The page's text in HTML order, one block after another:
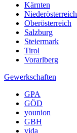
Kärnten
Niederösterreich
Oberösterreich
Salzburg
Steiermark
Tirol
Vorarlberg
Gewerkschaften
GPA
GÖD
younion
GBH
vida